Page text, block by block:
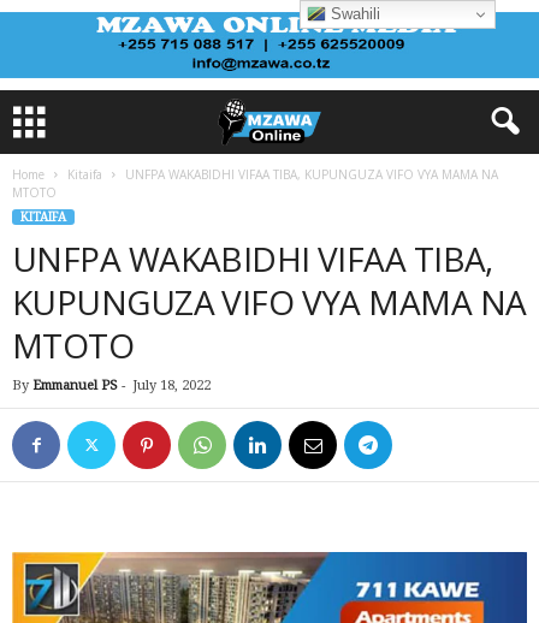
Home Kitaifa
UNFPA WAKABIDHI VIFAA TIBA, KUPUNGUZA VIFO VYA MAMA NA
MTOTO
KITAIFA
UNFPA WAKABIDHI VIFAA TIBA,
KUPUNGUZA VIFO VYA MAMA NA
MTOTO
By Emmanuel PS - July 18, 2022
Swahili